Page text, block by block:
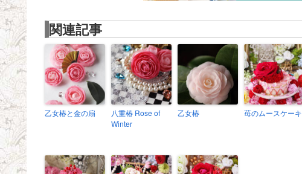
関連記事
乙女椿と金の扇
八重椿 Rose of
Winter
乙女椿 苺のムースケーキ